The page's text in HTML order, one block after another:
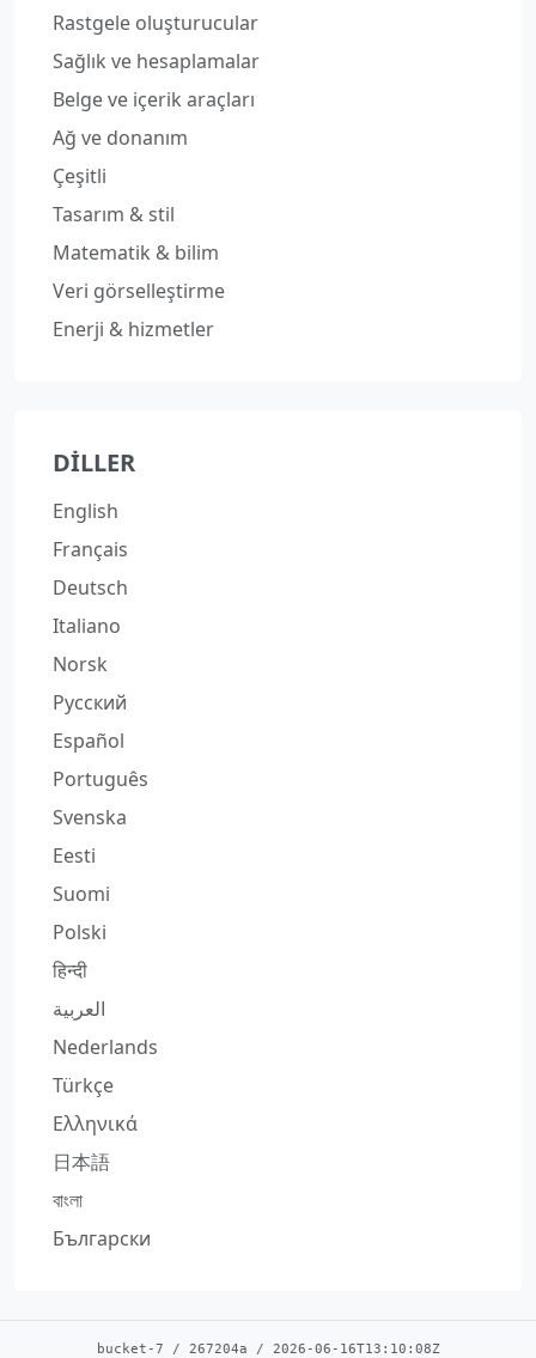
Rastgele oluşturucular
Sağlık ve hesaplamalar
Belge ve içerik araçları
Ağ ve donanım
Çeşitli
Tasarım & stil
Matematik & bilim
Veri görselleştirme
Enerji & hizmetler
DILLER
English
Français
Deutsch
Italiano
Norsk
Русский
Español
Português
Svenska
Eesti
Suomi
Polski
हिन्दी
العربية
Nederlands
Türkçe
Ελληνικά
日本語
বাংলা
Български
bucket-7 / 267204a / 2026-06-16T13:10:08Z